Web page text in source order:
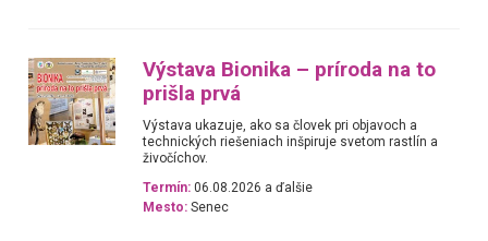
Výstava Bionika – príroda na to
prišla prvá
Výstava ukazuje, ako sa človek pri objavoch a
technických riešeniach inšpiruje svetom rastlín a
živočíchov.
Termín: 06.08.2026 a ďalšie
Mesto: Senec